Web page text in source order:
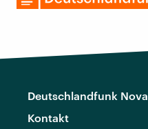
Deutschlandfunk Nova
Kontakt